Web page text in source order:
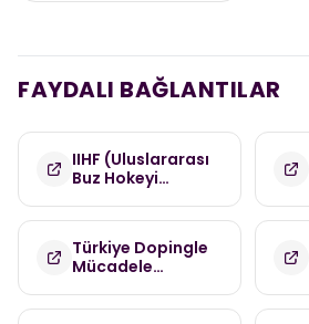
FAYDALI BAĞLANTILAR
IIHF (Uluslararası
Buz Hokeyi
Türkiye Dopingle
Mücadele
(TDMK)